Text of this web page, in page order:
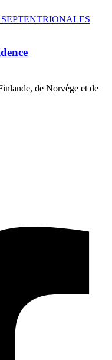
de Norvège et de